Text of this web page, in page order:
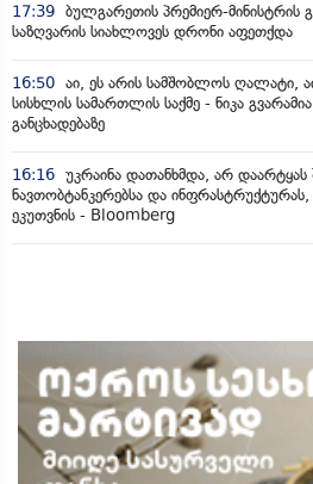
17:39 ბულგარეთის პრემიერ-მინისტრის
საზღვარის სიახლოვეს დრონი აფეთქდა
16:50 აი, ეს არის სამშობლოს ღალატი,
სისხლის სამართლის საქმე - ნიკა
განცხადებაზე
16:16 უკრაინა დათანხმდა, არ დაარტყას
ნავთობტანკერებსა და
ეკუთვნის - Bloomberg